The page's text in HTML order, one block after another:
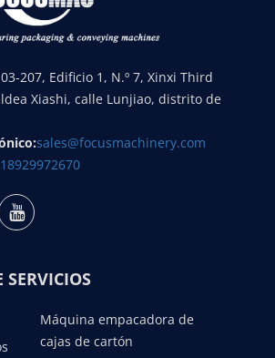
207, Edificio 1, N.º 7, Xinxi Third
Xiashi, calle Lunjiao, distrito de
sales@focusmachinery.com
SERVICIOS
Máquina empacadora de
cajas de cartón